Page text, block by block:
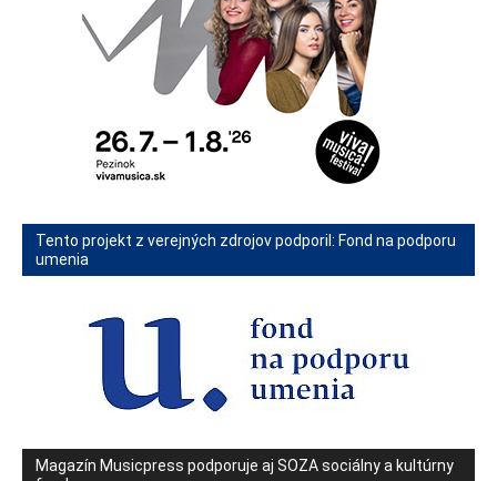
Tento projekt z verejných zdrojov podporil: Fond na podporu
umenia
Magazín Musicpress podporuje aj SOZA sociálny a kultúrny